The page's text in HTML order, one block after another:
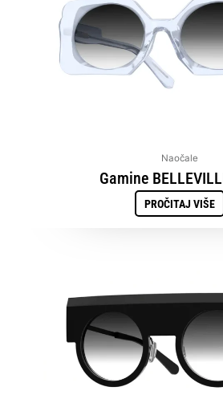
Naočale
Gamine
PROČITAJ VIŠE